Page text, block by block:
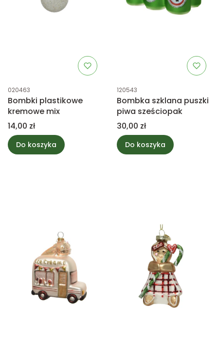
Kod produktu
020463
Bombki plastikowe
kremowe mix
Cena
14,00 zł
Do koszyka
Kod produktu
120543
Bombka szklana puszki
piwa sześciopak
Cena
30,00 zł
Do koszyka